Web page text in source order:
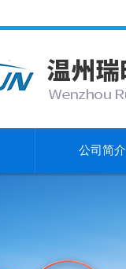
公司简介